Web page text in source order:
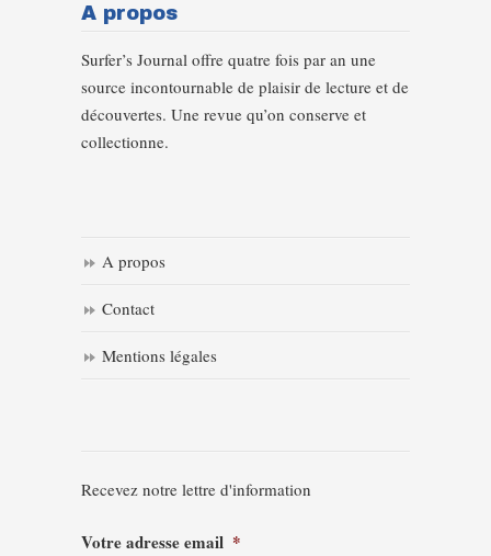
A propos
Surfer’s Journal offre quatre fois par an une
source incontournable de plaisir de lecture et de
découvertes. Une revue qu’on conserve et
collectionne.
A propos
Contact
Mentions légales
Recevez notre lettre d'information
Votre adresse email *